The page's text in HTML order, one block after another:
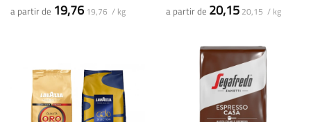
a partir de 19,76 19,76 / kg a partir de 20,15 20,15 / kg